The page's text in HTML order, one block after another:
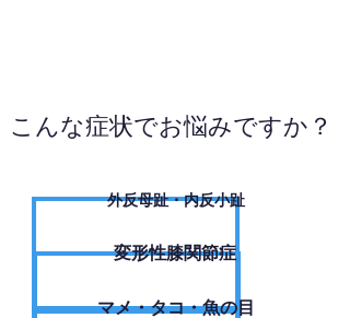
こんな症状でお悩みですか？
外反母趾・内反小趾
変形性膝関節症
​マメ・タコ・魚の目